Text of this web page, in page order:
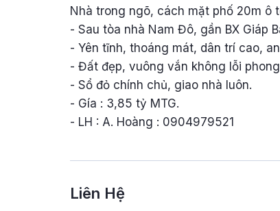
Nhà trong ngõ, cách mặt phố 20m ô
- Sau tòa nhà Nam Đô, gần BX Giáp
- Yên tĩnh, thoáng mát, dân trí cao,
- Đất đẹp, vuông vắn không lỗi
- Sổ đỏ chính chủ, giao nhà luôn.
- Gía : 3,85 tỷ MTG.
- LH : A. Hoàng : 0904979521
Liên Hệ